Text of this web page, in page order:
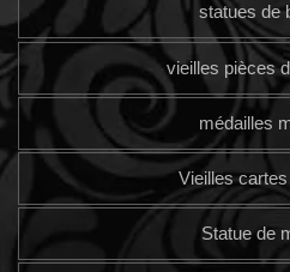
statues de
vieilles pièces
médailles
Vieilles
Statue de